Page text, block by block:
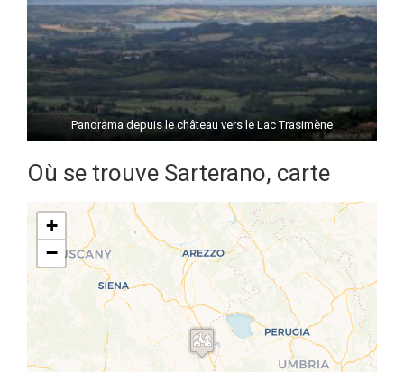
Panorama depuis le château vers le Lac Trasimène
Où se trouve Sarterano, carte
Travelers' Map is loading...
If you see this after your page is
loaded completely, leafletJS files
+
−